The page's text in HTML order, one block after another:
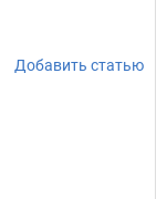
Добавить статью